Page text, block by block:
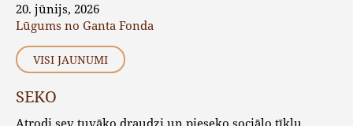
20. jūnijs, 2026
Lūgums no Ganta Fonda
VISI JAUNUMI
SEKO
Atrodi sev tuvāko draudzi un pieseko sociālo tīklu